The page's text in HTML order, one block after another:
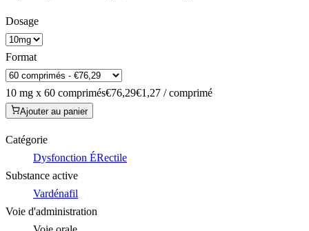
Dosage
Format
10 mg x 60 comprimés€76,29€1,27 / comprimé
Ajouter au panier
Catégorie
Dysfonction ÉRectile
Substance active
Vardénafil
Voie d'administration